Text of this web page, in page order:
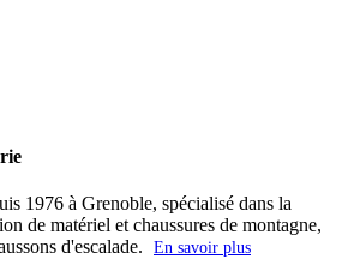
1976 à Grenoble, spécialisé dans la
de matériel et chaussures de montagne,
d'escalade.
En savoir plus